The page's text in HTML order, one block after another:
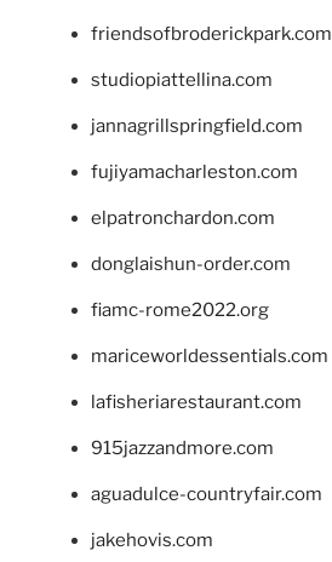
friendsofbroderickpark.com
studiopiattellina.com
jannagrillspringfield.com
fujiyamacharleston.com
elpatronchardon.com
donglaishun-order.com
fiamc-rome2022.org
mariceworldessentials.com
lafisheriarestaurant.com
915jazzandmore.com
aguadulce-countryfair.com
jakehovis.com